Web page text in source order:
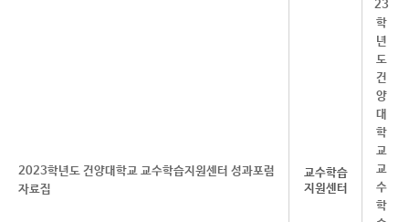
2023학년도 건양대학교 교수학습지원센터 성과포럼
자료집
교수학습
지원센터